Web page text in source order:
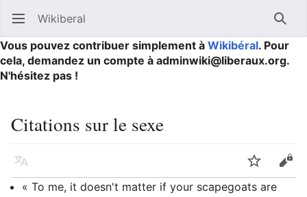
Ouvrir le menu principal Wikiberal
Vous pouvez contribuer simplement à Wikibéral. Pour
cela, demandez un compte à adminwiki@liberaux.org.
N'hésitez pas !
Citations sur le sexe
Langue Suivre
« To me, it doesn't matter if your scapegoats are